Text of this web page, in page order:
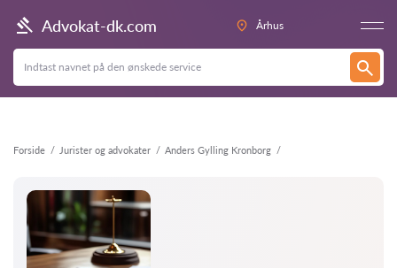
Advokat-dk.com Århus
Forside Jurister og advokater Anders Gylling Kronborg
Tilbage